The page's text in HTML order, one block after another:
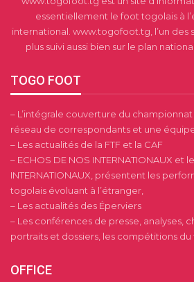
essentiellement le foot togolais à
international. www.togofoot.tg, l’un des
plus suivi aussi bien sur le plan
TOGO FOOT
– L’intégrale couverture du
réseau de correspondants et une
– Les actualités de la FTF et la CAF
– ECHOS DE NOS INTERNATIONAUX et
INTERNATIONAUX, présentent les
togolais évoluant à l’étranger,
– Les actualités des Éperviers
– Les conférences de presse, analyses,
portraits et dossiers, les compétitions du
OFFICE